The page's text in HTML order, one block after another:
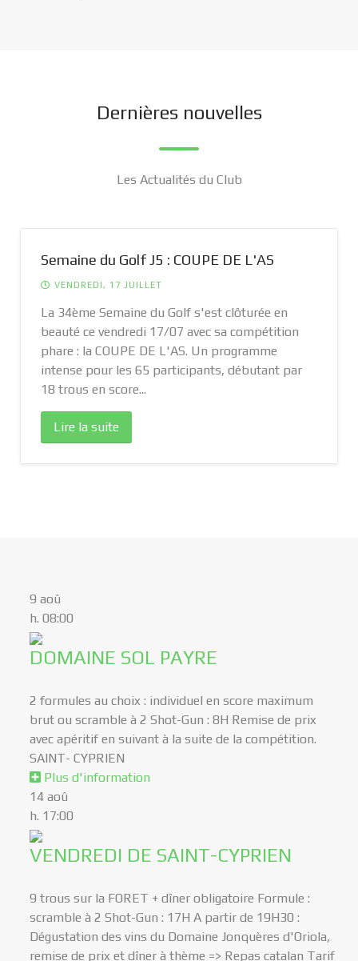
Dernières nouvelles
Les Actualités du Club
Semaine du Golf J5 : COUPE DE L'AS
VENDREDI, 17 JUILLET
La 34ème Semaine du Golf s'est clôturée en
beauté ce vendredi 17/07 avec sa compétition
phare : la COUPE DE L'AS. Un programme
intense pour les 65 participants, débutant par
18 trous en score...
Lire la suite
9 aoû
h. 08:00
DOMAINE SOL PAYRE
2 formules au choix : individuel en score maximum
brut ou scramble à 2 Shot-Gun : 8H Remise de prix
avec apéritif en suivant à la suite de la compétition.
SAINT- CYPRIEN
Plus d'information
14 aoû
h. 17:00
VENDREDI DE SAINT-CYPRIEN
9 trous sur la FORET + dîner obligatoire Formule :
scramble à 2 Shot-Gun : 17H A partir de 19H30 :
Dégustation des vins du Domaine Jonquères d'Oriola,
remise de prix et dîner à thème => Repas catalan Tarif